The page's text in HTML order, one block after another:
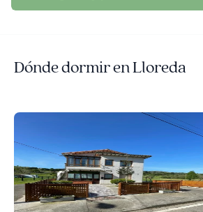
Dónde dormir en Lloreda